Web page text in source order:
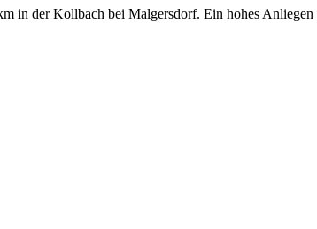
in der Kollbach bei Malgersdorf. Ein hohes